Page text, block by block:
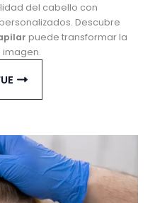
del cabello con
Descubre
puede transformar la
imagen.